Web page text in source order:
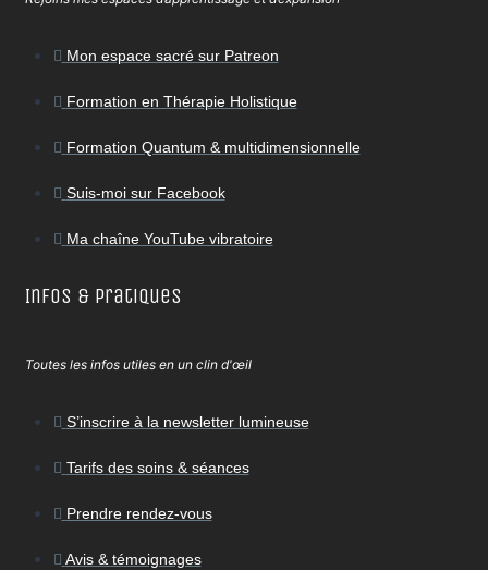
Mon espace sacré sur Patreon
Formation en Thérapie Holistique
Formation Quantum & multidimensionnelle
Suis-moi sur Facebook
Ma chaîne YouTube vibratoire
Infos & Pratiques
Toutes les infos utiles en un clin d'œil
S’inscrire à la newsletter lumineuse
Tarifs des soins & séances
Prendre rendez-vous
Avis & témoignages